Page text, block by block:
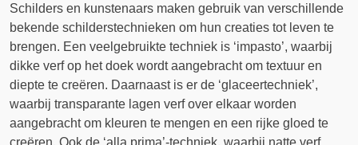
Schilders en kunstenaars maken gebruik van verschillende
bekende schilderstechnieken om hun creaties tot leven te
brengen. Een veelgebruikte techniek is ‘impasto’, waarbij
dikke verf op het doek wordt aangebracht om textuur en
diepte te creëren. Daarnaast is er de ‘glaceertechniek’,
waarbij transparante lagen verf over elkaar worden
aangebracht om kleuren te mengen en een rijke gloed te
creëren. Ook de ‘alla prima’-techniek, waarbij natte verf